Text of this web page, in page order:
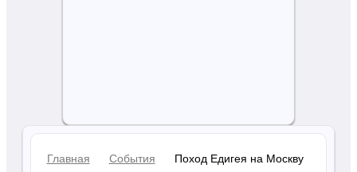
Главная События Поход Едигея на Москву